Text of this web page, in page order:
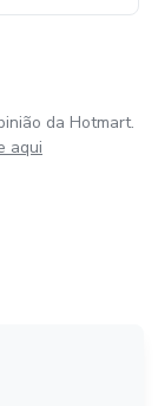
da Hotmart.
aqui